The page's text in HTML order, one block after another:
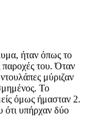
ήταν όπως το
παροχές του. Όταν
μύριζαν
Το
όμως ήμασταν 2.
υπήρχαν δύο